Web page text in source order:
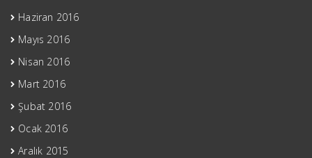
Haziran 2016
Mayıs 2016
Nisan 2016
Mart 2016
Şubat 2016
Ocak 2016
Aralık 2015